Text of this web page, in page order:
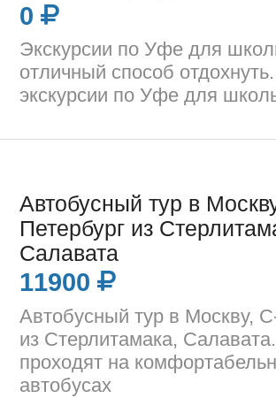
0
Экскурсии по Уфе для
отличный способ
экскурсии по Уфе для
Автобусный тур в
Петербург из
Салавата
11900
Автобусный тур в Москву,
из Стерлитамака,
проходят на
автобусах